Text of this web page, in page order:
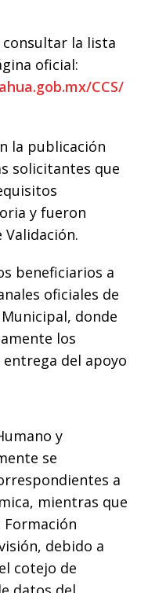
la lista
oficial:
CCS/
la publicación
solicitantes que
y fueron
beneficiarios a
oficiales de
donde
los
del apoyo
y
se
a
mientras que
Formación
debido a
cotejo de